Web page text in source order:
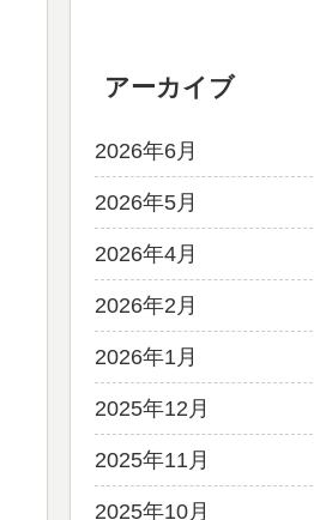
アーカイブ
2026年6月
2026年5月
2026年4月
2026年2月
2026年1月
2025年12月
2025年11月
2025年10月